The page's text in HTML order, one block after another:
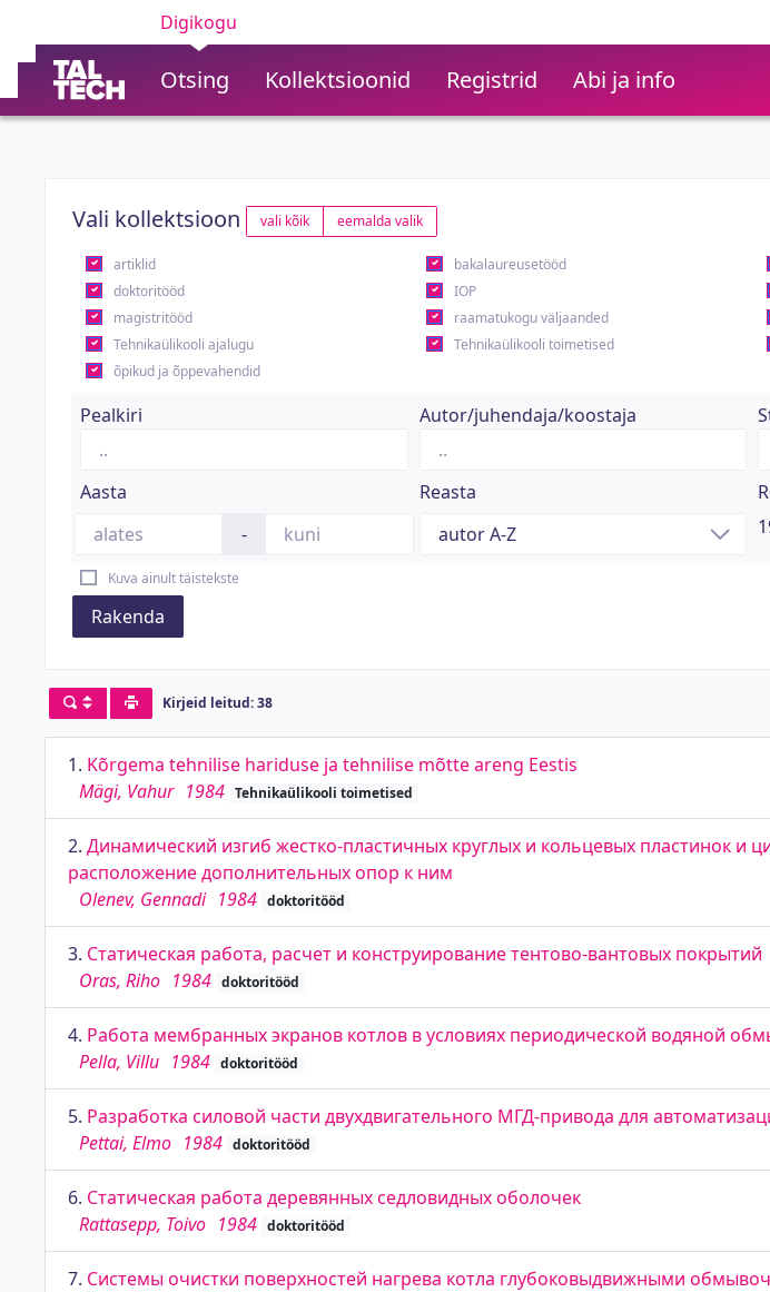
Digikogu
Otsing Kollektsioonid Registrid Abi ja info
Vali kollektsioon vali kõik eemalda valik
artiklid bakalaureusetööd
doktoritööd
IOP
magistritööd
raamatukogu väljaanded
Tehnikaülikooli ajalugu
Tehnikaülikooli toimetised
õpikud ja õppevahendid
Pealkiri Autor/juhendaja/koostaja
Aasta
-
Reasta
Kuva ainult täistekste
Rakenda
Kirjeid leitud: 38
1. Kõrgema tehnilise hariduse ja tehnilise mõtte areng Eestis
Mägi, Vahur 1984 Tehnikaülikooli toimetised
2. Динамический изгиб жестко-пластичных круглых и кольцевых пластинок и
расположение дополнительных опор к ним
Olenev, Gennadi 1984 doktoritööd
3. Статическая работа, расчет и конструирование тентово-вантовых покрытий
Oras, Riho 1984 doktoritööd
4. Работа мембранных экранов котлов в условиях периодической водяной
Pella, Villu 1984 doktoritööd
5. Разработка силовой части двухдвигательного МГД-привода для
Pettai, Elmo 1984 doktoritööd
6. Статическая работа деревянных седловидных оболочек
Rattasepp, Toivo 1984 doktoritööd
7. Системы очистки поверхностей нагрева котла глубоковыдвижными